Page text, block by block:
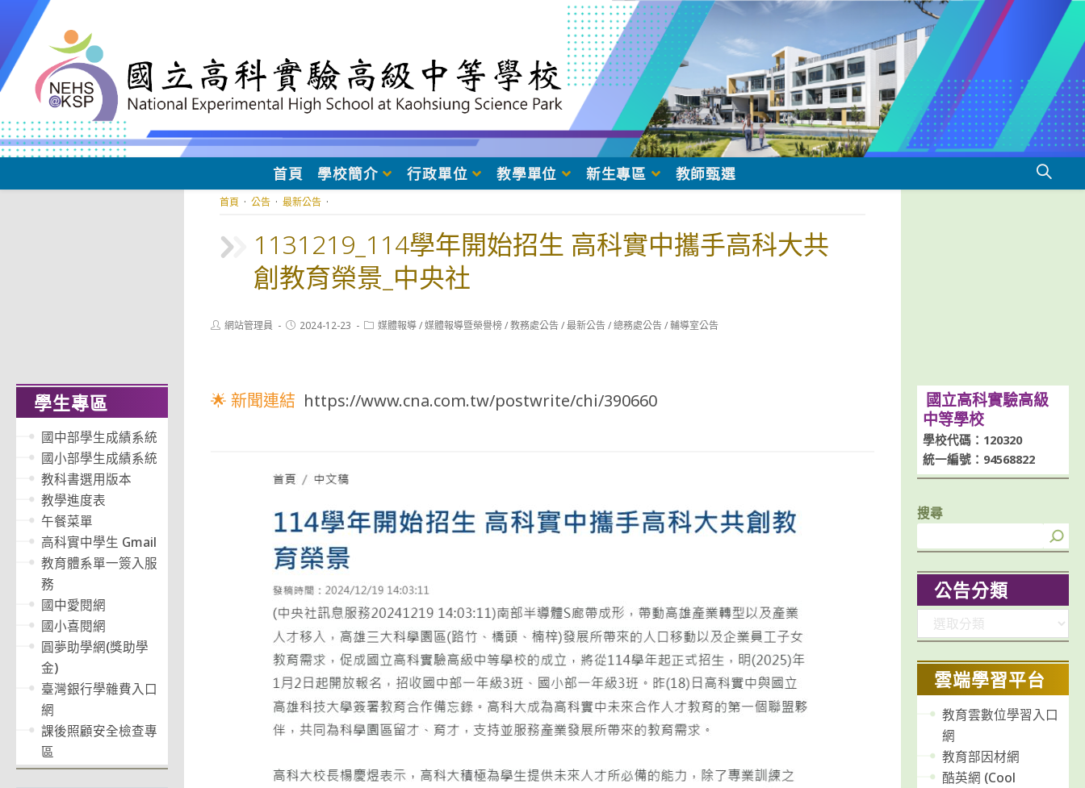
至
主
要
容
首頁 學校簡介 行政單位 教學單位 新生專區 教師甄選
1131219_114學年開始招生 高科實中攜手高科大共
創教育榮景_中央社
首頁 · 公告 · 最新公告 ·
Post網站管理員
Post2024-12-23
Post媒體報導 / 媒體報導暨榮譽榜 / 教務處公告 / 最新公告 / 總務處公告 / 輔導室公告
🌟 新聞連結 https://www.cna.com.tw/postwrite/chi/390660
學生專區
國中部學生成績系統
國小部學生成績系統
教科書選用版本
教學進度表
午餐菜單
高科實中學生 Gmail
教育體系單一簽入服
務
國中愛閱網
國小喜閱網
圓夢助學網(獎助學
金)
臺灣銀行學雜費入口
網
課後照顧安全檢查專
區
國立高科實驗高級
中等學校
學校代碼：120320
統一編號：94568822
搜尋
公告分類
類
雲端學習平台
教育雲數位學習入口
網
教育部因材網
酷英網 (Cool